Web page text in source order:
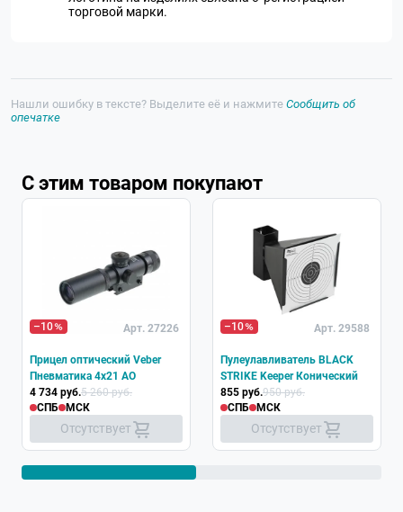
торговой марки.
Нашли ошибку в тексте? Выделите её и нажмите Сообщить об
опечатке
С этим товаром покупают
–10 Арт. 27226
Прицел оптический Veber
Пневматика 4x21 AO
4 734 руб.5 260 руб.
СПБ
МСК
Отсутствует
–10 Арт. 29588
Пулеулавливатель BLACK
STRIKE Keeper Конический
855 руб.950 руб.
СПБ
МСК
Отсутствует